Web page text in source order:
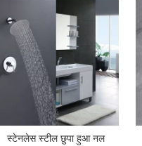
स्टेनलेस स्टील छुपा हुआ नल